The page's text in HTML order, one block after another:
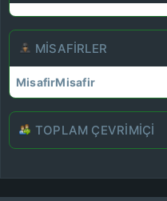
MISAFIRLER
MisafirMisafir
TOPLAM ÇEVRIMIÇI